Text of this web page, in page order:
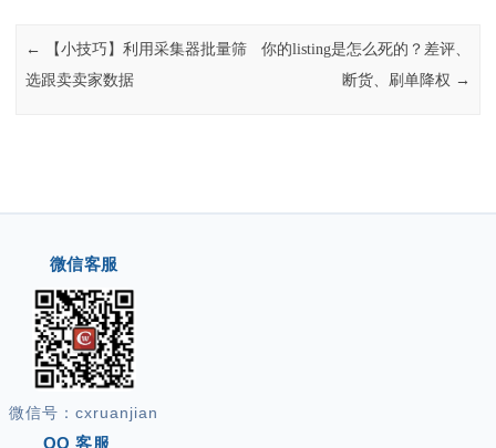
Post navigation
←
【小技巧】利用采集器批量筛
选跟卖卖家数据
你的listing是怎么死的？差评、
断货、刷单降权 →
微信客服
微信号：cxruanjian
QQ 客服